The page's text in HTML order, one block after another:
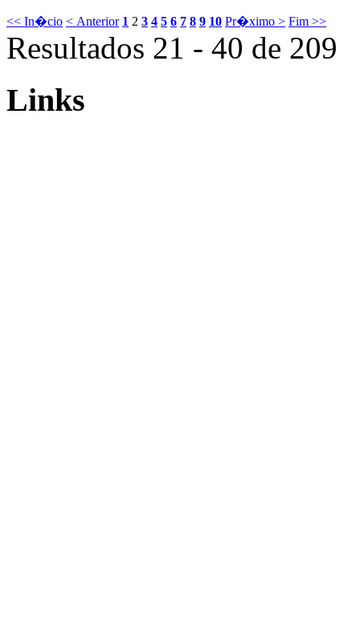
<< In�cio < Anterior 1 2 3 4 5 6 7 8 9 10 Pr�ximo > Fim >>
Resultados 21 - 40 de 209
Links